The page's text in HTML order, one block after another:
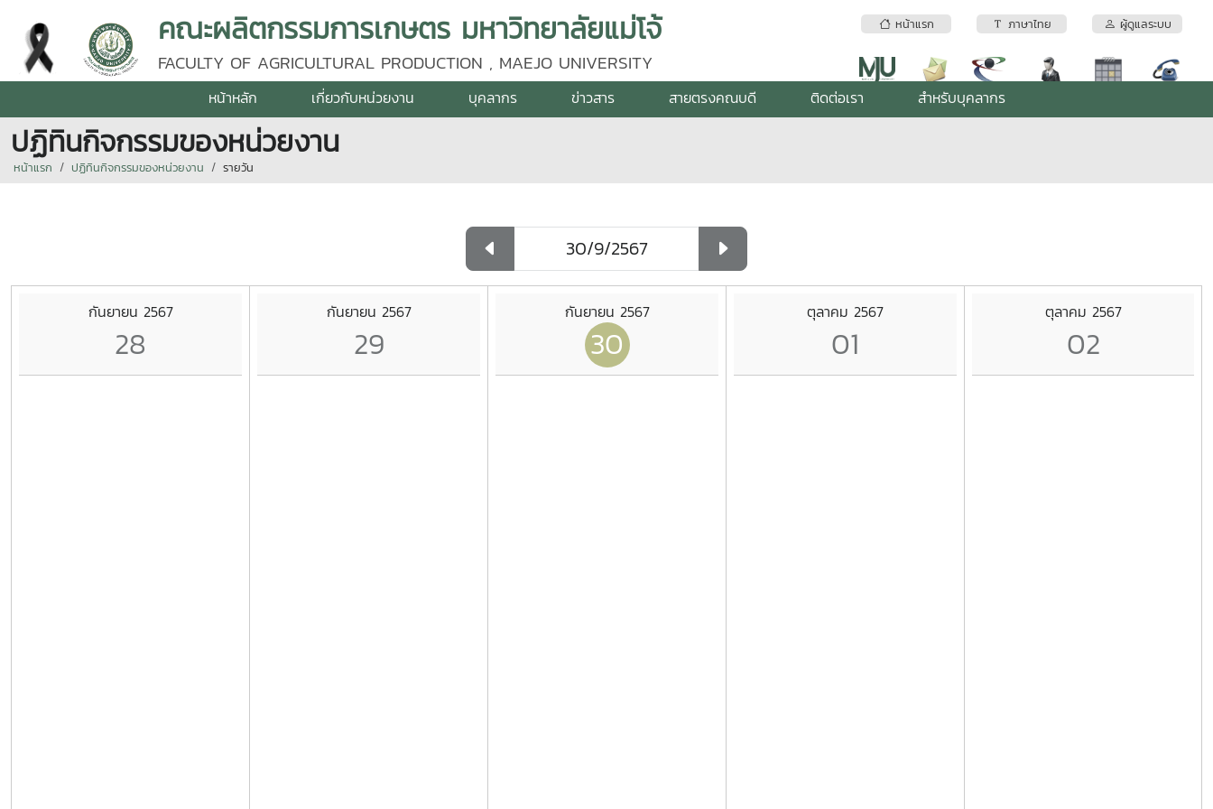
หน้าแรก ภาษาไทย ผู้ดูแลระบบ
คณะผลิตกรรมการเกษตร มหาวิทยาลัยแม่โจ้
FACULTY OF AGRICULTURAL PRODUCTION , MAEJO UNIVERSITY
หน้าหลัก เกี่ยวกับหน่วยงาน บุคลากร ข่าวสาร สายตรงคณบดี ติดต่อเรา สำหรับบุคลากร
ปฏิทินกิจกรรมของหน่วยงาน
หน้าแรก ปฏิทินกิจกรรมของหน่วยงาน รายวัน
กันยายน 2567
28
กันยายน 2567
29
กันยายน 2567
30
ตุลาคม 2567
01
ตุลาคม 2567
02